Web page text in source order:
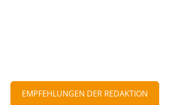
EMPFEHLUNGEN DER REDAKTION